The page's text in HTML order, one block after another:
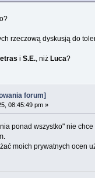
rzeczową dyskusją do
i S.E., niż Luca?
forum]
08:45:49 pm »
ponad wszystko" nie
moich prywatnych ocen